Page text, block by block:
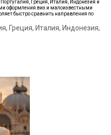
Греция, Италия, Индонезия и
оформления виз и малоизвестными
быстро сравнить направления по
Греция, Италия, Индонезия,